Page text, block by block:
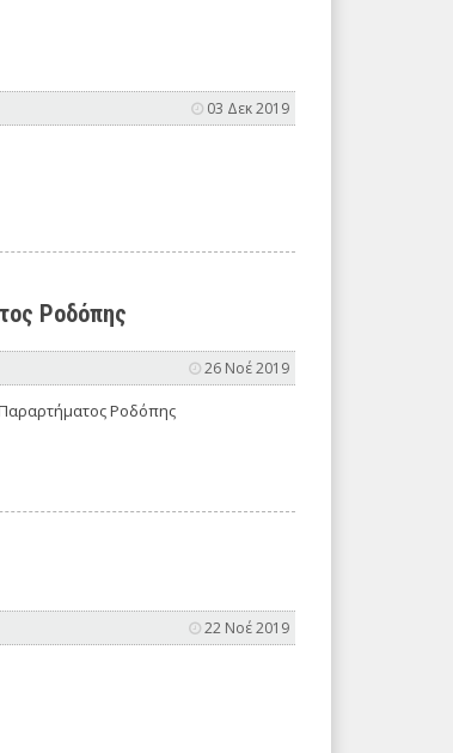
03 Δεκ 2019
Ροδόπης
26 Νοέ 2019
Ροδόπης
22 Νοέ 2019